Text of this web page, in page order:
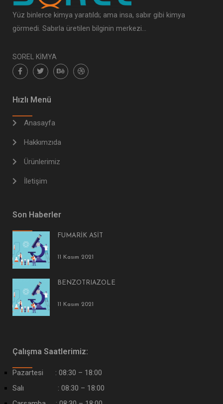
Yüz binlerce kimya yaratıldı; ama insa, sabır gibi kimya
görmedi. Sabırla üretilen bilginin merkezi…
SOREL KİMYA
Hızlı Menü
Anasayfa
Hakkımzıda
Ürünlerimiz
İletişim
Son Haberler
FUMARİK ASİT
11 Kasım 2021
BENZOTRIAZOLE
11 Kasım 2021
Çalışma Saatlerimiz:
Pazartesi : 08:30 – 18:00
Salı : 08:30 – 18:00